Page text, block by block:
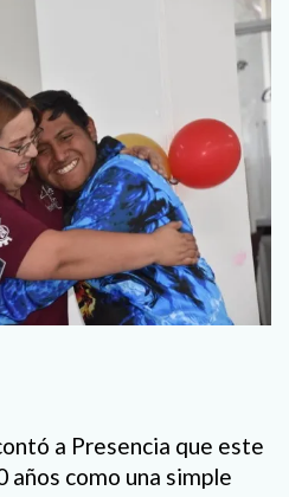
a Presencia que este
años como una simple